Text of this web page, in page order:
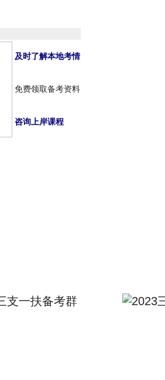
及时了解本地考情
免费领取备考资料
咨询上岸课程
支一扶备考群